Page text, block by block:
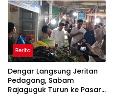
Berita
Dengar Langsung Jeritan
Pedagang, Sabam
Rajaguguk Turun ke Pasar